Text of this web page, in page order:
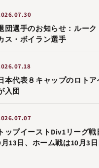
団選手のお知らせ：ルー
ス・ボイラン選手
本代表８キャップのロト
入団
トップイーストDiv1リーグ
13日、ホーム戦は10月3